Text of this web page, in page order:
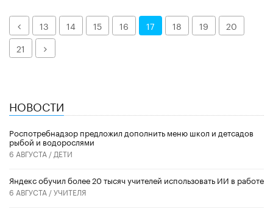
Назад13 14 15 16 17 18 19
20
21
Далее
НОВОСТИ
Роспотребнадзор предложил дополнить меню школ и детсадов
рыбой и водорослями
6 АВГУСТА / ДЕТИ
​Яндекс обучил более 20 тысяч учителей использовать ИИ в работе
6 АВГУСТА /УЧИТЕЛЯ